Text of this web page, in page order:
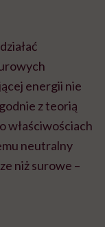
energii nie
z teorią
właściwościach
neutralny
niż surowe –